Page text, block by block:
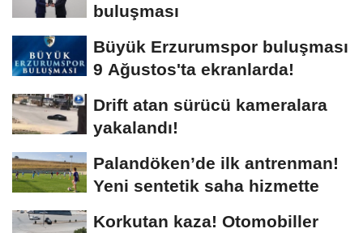
buluşması
Büyük Erzurumspor buluşması
9 Ağustos'ta ekranlarda!
Drift atan sürücü kameralara
yakalandı!
Palandöken’de ilk antrenman!
Yeni sentetik saha hizmette
Korkutan kaza! Otomobiller